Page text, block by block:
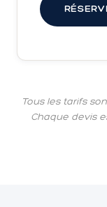
Tous les tarifs
Chaque devis